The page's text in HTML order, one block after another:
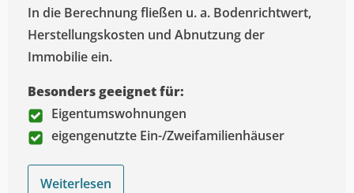
In die Berechnung fließen u. a. Bodenrichtwert,
Herstellungskosten und Abnutzung der
Immobilie ein.
Besonders geeignet für:
Eigentumswohnungen
eigengenutzte Ein-/Zweifamilienhäuser
Weiterlesen